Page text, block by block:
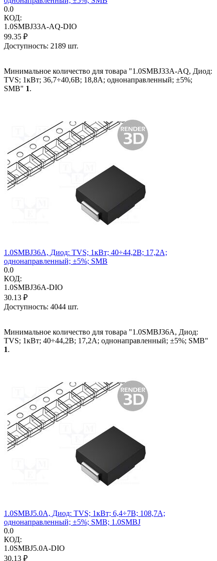
0.0
КОД:
1.0SMBJ33A-AQ-DIO
99.35 ₽
Доступность: 2189 шт.
Минимальное количество для товара "1.0SMBJ33A-AQ, Диод:
TVS; 1кВт; 36,7÷40,6В; 18,8А; однонаправленный; ±5%;
SMB" 1.
1.0SMBJ36A, Диод: TVS; 1кВт; 40÷44,2В; 17,2А;
однонаправленный; ±5%; SMB
0.0
КОД:
1.0SMBJ36A-DIO
30.13 ₽
Доступность: 4044 шт.
Минимальное количество для товара "1.0SMBJ36A, Диод:
TVS; 1кВт; 40÷44,2В; 17,2А; однонаправленный; ±5%; SMB"
1.
1.0SMBJ5.0A, Диод: TVS; 1кВт; 6,4÷7В; 108,7А;
однонаправленный; ±5%; SMB; 1.0SMBJ
0.0
КОД:
1.0SMBJ5.0A-DIO
30.13 ₽